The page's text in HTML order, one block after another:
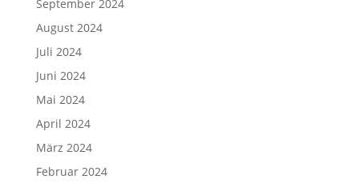
September 2024
August 2024
Juli 2024
Juni 2024
Mai 2024
April 2024
März 2024
Februar 2024